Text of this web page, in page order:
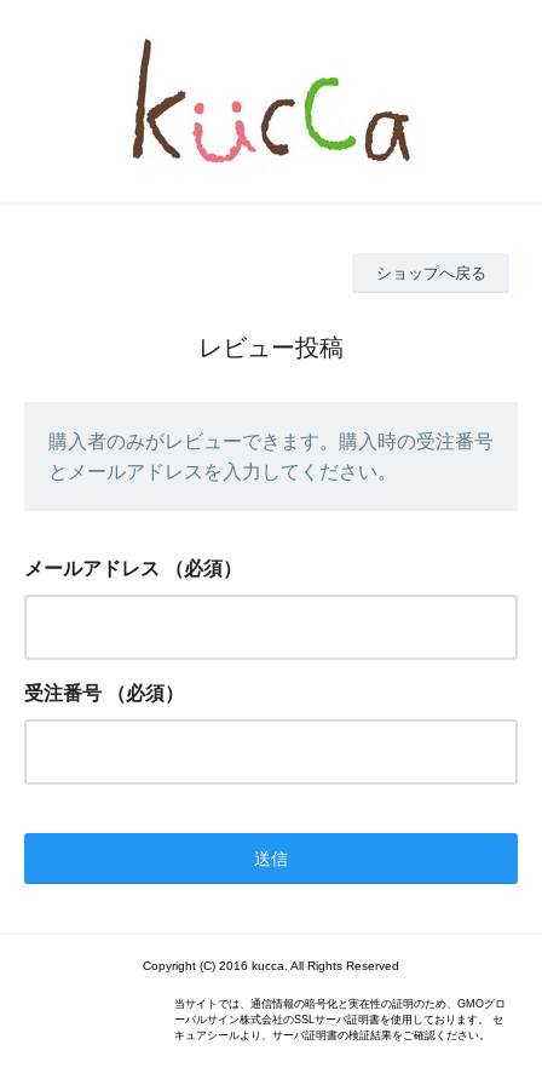
ショップへ戻る
レビュー投稿
購入者のみがレビューできます。購入時の受注番号
とメールアドレスを入力してください。
メールアドレス （必須）
受注番号 （必須）
Copyright (C) 2016 kucca. All Rights Reserved
当サイトでは、通信情報の暗号化と実在性の証明のため、GMOグロ
ーバルサイン株式会社のSSLサーバ証明書を使用しております。 セ
キュアシールより、サーバ証明書の検証結果をご確認ください。